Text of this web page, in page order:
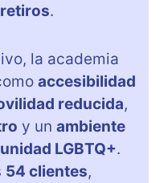
retiros.
la academia
accesibilidad
reducida,
y un ambiente
LGBTQ+.
54 clientes,